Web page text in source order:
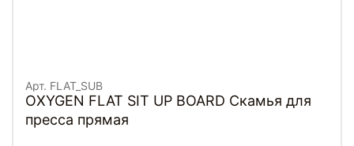
Арт. FLAT_SUB
OXYGEN FLAT SIT UP BOARD Скамья для
пресса прямая